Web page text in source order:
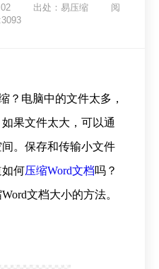
出处：易压缩 阅
？电脑中的文件太多，
果文件太大，可以通
。保存和传输小文件
何压缩Word文档吗？
文档大小的方法。